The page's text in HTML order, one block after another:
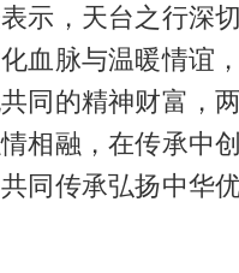
示，天台之行深
血脉与温暖情谊
同的精神财富，
相融，在传承中
同传承弘扬中华